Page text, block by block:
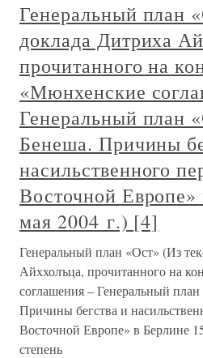
Генеральный план
доклада Дитриха
прочитанного на
«Мюнхенские
Генеральный план
Бенеша. Причины
насильственного
Восточной Европе»
мая 2004 г.) [4]
Генеральный план «Ост» (Из
Айххолъца, прочитанного на
соглашения – Генеральный
Причины бегства и
Восточной Европе» в Берлине
степень